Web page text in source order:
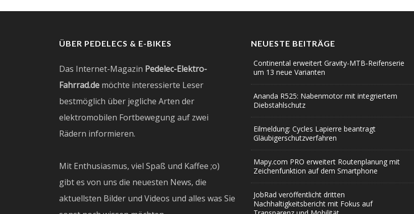
ÜBER PEDELECS & E-BIKES
Das Internet-Magazin Pedelec-Elektro-
Fahrrad.de möchte interessierte Leser
bestmöglich über jegliche Arten der
elektromobilen Fortbewegung auf zwei
Rädern informieren.
Mit Enthusiasmus, viel Spaß und Kaffee ;o)
gibt es von uns die neuesten News, die
aktuellsten Bilder und Videos und alles was Sie
NEUESTE BEITRÄGE
Continental erweitert Gravity-MTB-Reifenserie
um 13 neue Varianten
Ananda R525: Nabenmotor mit integriertem
Diebstahlschutz
Eilmeldung: Cycles Lapierre beantragt
Gläubigerschutzverfahren
Mapy.com PRO erweitert Routenplanung mit
Zeichenfunktion auf dem Smartphone
JobRad veröffentlicht dritten
Nachhaltigkeitsbericht mit Fokus auf